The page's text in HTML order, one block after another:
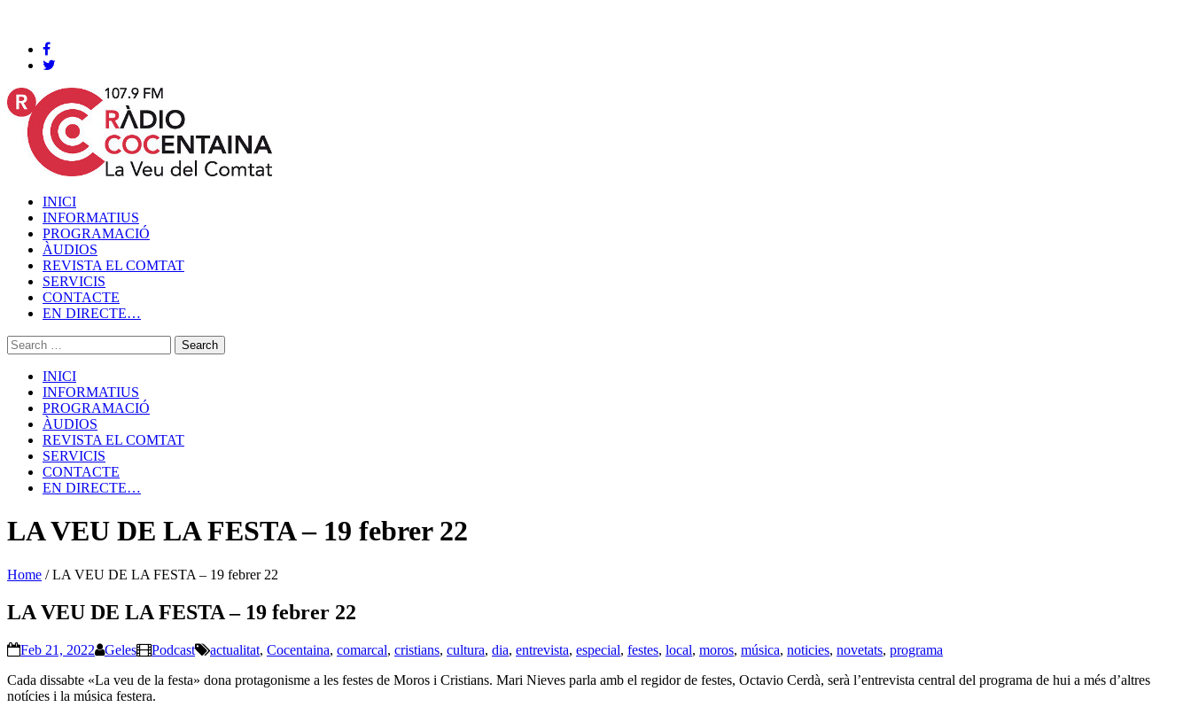
INICI
INFORMATIUS
PROGRAMACIÓ
ÀUDIOS
REVISTA EL COMTAT
SERVICIS
CONTACTE
EN DIRECTE…
INICI
INFORMATIUS
PROGRAMACIÓ
ÀUDIOS
REVISTA EL COMTAT
SERVICIS
CONTACTE
EN DIRECTE…
LA VEU DE LA FESTA – 19 febrer 22
Home /LA VEU DE LA FESTA – 19 febrer 22
LA VEU DE LA FESTA – 19 febrer 22
Feb 21, 2022 Geles Podcast actualitat, Cocentaina, comarcal, cristians, cultura, dia, entrevista, especial, festes, local, moros, música, noticies, novetats, programa
Cada dissabte «La veu de la festa» dona protagonisme a les festes de Moros i Cristians. Mari Nieves parla amb el regidor de festes, Octavio Cerdà, serà l’entrevista central del programa de hui a més d’altres
notícies i la música festera.